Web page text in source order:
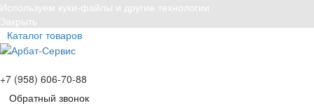
Используем куки-файлы и другие технологии
Закрыть
Каталог товаров
+7 (958) 606-70-88
Обратный звонок